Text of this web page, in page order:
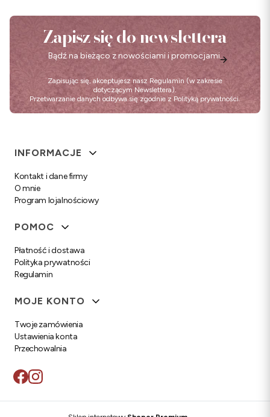
Zapisz się do newslettera
Bądź na bieżąco z nowościami i promocjami.
Zapisując się, akceptujesz nasz Regulamin (w zakresie
dotyczącym Newslettera).
Przetwarzanie danych odbywa się zgodnie z Polityką prywatności.
Linki w stopce
INFORMACJE
Kontakt i dane firmy
O mnie
Program lojalnościowy
POMOC
Płatność i dostawa
Polityka prywatności
Regulamin
MOJE KONTO
Twoje zamówienia
Ustawienia konta
Przechowalnia